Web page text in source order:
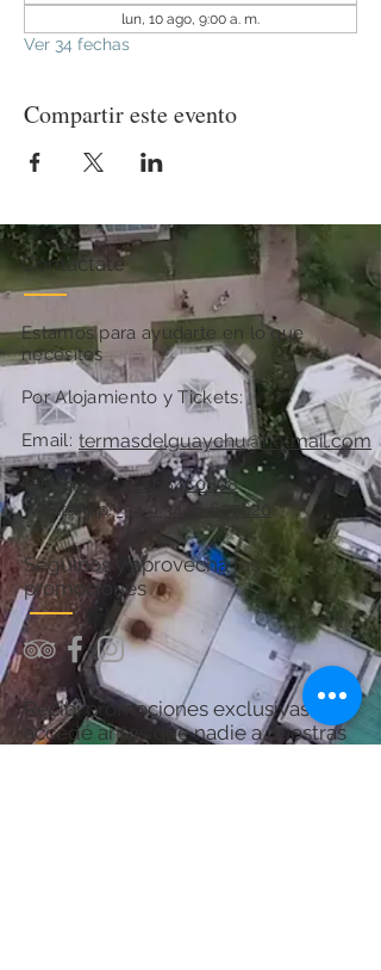
lun, 10 ago, 9:00 a. m.
Ver 34 fechas
Compartir este evento
Contactate
Estamos para ayudarte en lo que
necesites
Por Alojamiento y Tickets:
Email:
Teléfono:
+54 11 6841 0808
WhatsApp:+54 9 3446-607620
termasdelguaychu@hotmail.com
Seguinos y aprovechá las
promociones
Recibí promociones exclusivas y
accedé antes que nadie a nuestras